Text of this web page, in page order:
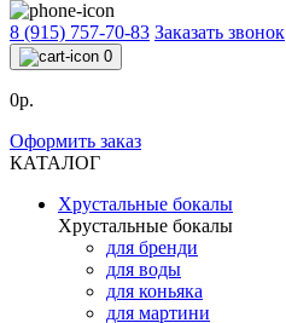
8 (915) 757-70-83 Заказать звонок
0
0р.
Оформить заказ
КАТАЛОГ
Хрустальные бокалы
Хрустальные бокалы
для бренди
для воды
для коньяка
для мартини